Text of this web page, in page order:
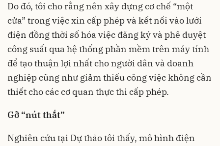
Do đó, tôi cho rằng nên xây dựng cơ chế “một
cửa” trong việc xin cấp phép và kết nối vào lưới
điện đồng thời số hóa việc đăng ký và phê duyệt
công suất qua hệ thống phần mềm trên máy tính
để tạo thuận lợi nhất cho người dân và doanh
nghiệp cũng như giảm thiểu công việc không cần
thiết cho các cơ quan thực thi cấp phép.
Gỡ “nút thắt”
Nghiên cứu tại Dự thảo tôi thấy, mô hình điện